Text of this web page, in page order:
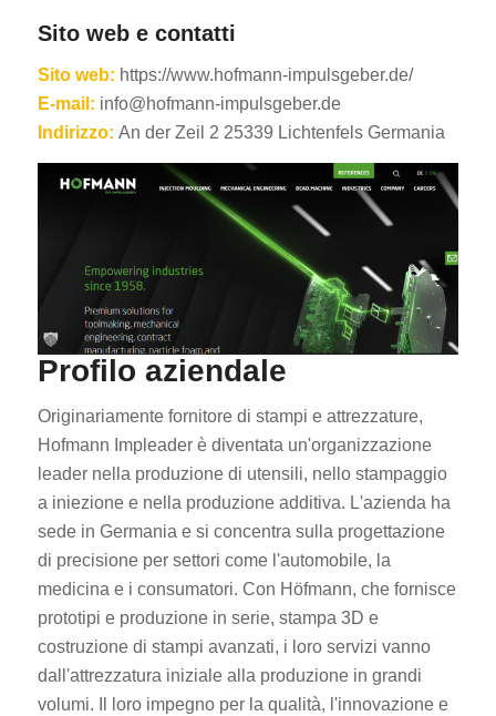
Sito web e contatti
Sito web: https://www.hofmann-impulsgeber.de/
E-mail: info@hofmann-impulsgeber.de
Indirizzo: An der Zeil 2 25339 Lichtenfels Germania
Profilo aziendale
Originariamente fornitore di stampi e attrezzature,
Hofmann Impleader è diventata un'organizzazione
leader nella produzione di utensili, nello stampaggio
a iniezione e nella produzione additiva. L'azienda ha
sede in Germania e si concentra sulla progettazione
di precisione per settori come l'automobile, la
medicina e i consumatori. Con Höfmann, che fornisce
prototipi e produzione in serie, stampa 3D e
costruzione di stampi avanzati, i loro servizi vanno
dall'attrezzatura iniziale alla produzione in grandi
volumi. Il loro impegno per la qualità, l'innovazione e